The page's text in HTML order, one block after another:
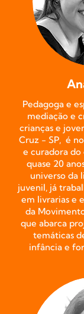
Pedagoga e
mediação e
crianças e
Cruz - SP, é
e curadora do
quase 20
universo da
juvenil, já
em livrarias e
da
que abarca
temáticas
infância e